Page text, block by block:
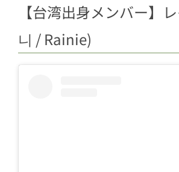
【台湾出身メンバー】
니 / Rainie)